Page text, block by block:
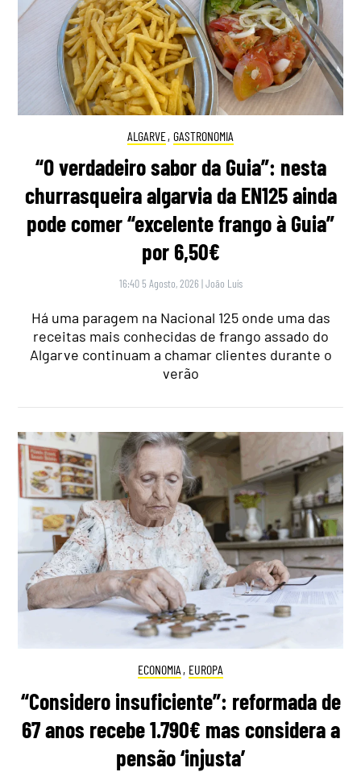
ALGARVE, GASTRONOMIA
“O verdadeiro sabor da Guia”: nesta
churrasqueira algarvia da EN125 ainda
pode comer “excelente frango à Guia”
por 6,50€
16:40 5 Agosto, 2026 |João Luís
Há uma paragem na Nacional 125 onde uma das
receitas mais conhecidas de frango assado do
Algarve continuam a chamar clientes durante o
verão
ECONOMIA , EUROPA
“Considero insuficiente”: reformada de
67 anos recebe 1.790€ mas considera a
pensão ‘injusta’